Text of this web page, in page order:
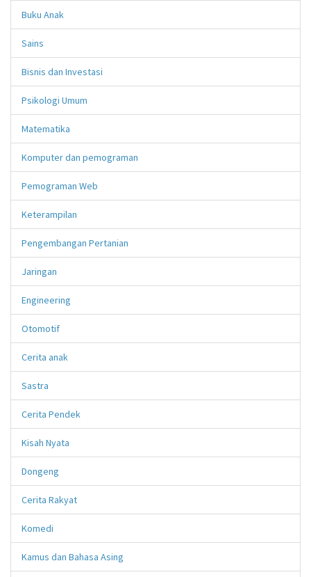
Buku Anak
Sains
Bisnis dan Investasi
Psikologi Umum
Matematika
Komputer dan pemograman
Pemograman Web
Keterampilan
Pengembangan Pertanian
Jaringan
Engineering
Otomotif
Cerita anak
Sastra
Cerita Pendek
Kisah Nyata
Dongeng
Cerita Rakyat
Komedi
Kamus dan Bahasa Asing